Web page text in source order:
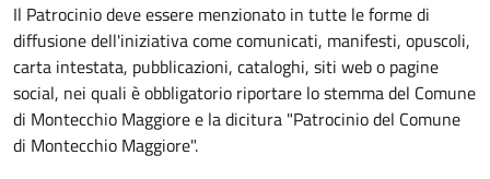
Il Patrocinio deve essere menzionato in tutte le forme di
diffusione dell'iniziativa come comunicati, manifesti, opuscoli,
carta intestata, pubblicazioni, cataloghi, siti web o pagine
social, nei quali è obbligatorio riportare lo stemma del Comune
di Montecchio Maggiore e la dicitura "Patrocinio del Comune
di Montecchio Maggiore".